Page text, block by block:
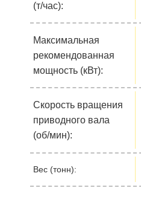
(т/час):
Максимальная
рекомендованная
мощность (кВт):
Скорость вращения
приводного вала
(об/мин):
Вес (тонн):